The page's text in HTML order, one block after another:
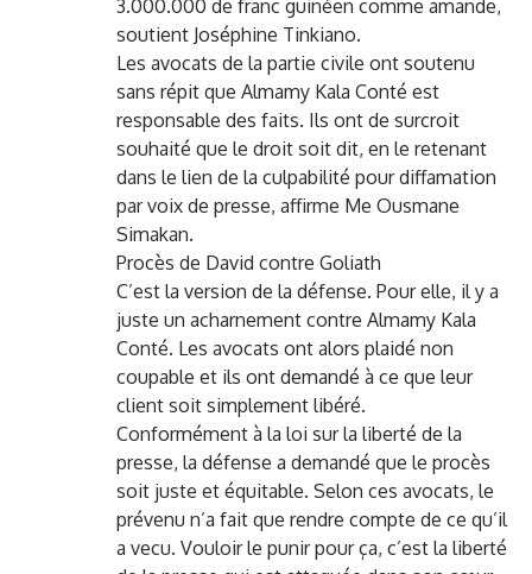
3.000.000 de franc guinéen comme amande,
soutient Joséphine Tinkiano.
Les avocats de la partie civile ont soutenu
sans répit que Almamy Kala Conté est
responsable des faits. Ils ont de surcroit
souhaité que le droit soit dit, en le retenant
dans le lien de la culpabilité pour diffamation
par voix de presse, affirme Me Ousmane
Simakan.
Procès de David contre Goliath
C’est la version de la défense. Pour elle, il y a
juste un acharnement contre Almamy Kala
Conté. Les avocats ont alors plaidé non
coupable et ils ont demandé à ce que leur
client soit simplement libéré.
Conformément à la loi sur la liberté de la
presse, la défense a demandé que le procès
soit juste et équitable. Selon ces avocats, le
prévenu n’a fait que rendre compte de ce qu’il
a vecu. Vouloir le punir pour ça, c’est la liberté